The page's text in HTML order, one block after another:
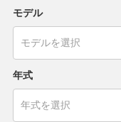
モデル
年式